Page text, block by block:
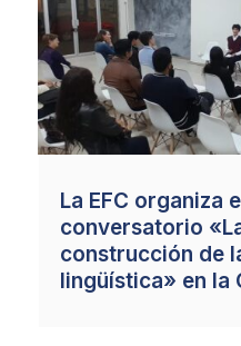
La EFC organiza
conversatorio
construcción de
lingüística» en la